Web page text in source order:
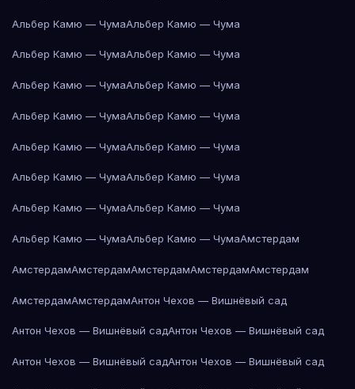
Альбер Камю — ЧумаАльбер Камю — Чума
Альбер Камю — ЧумаАльбер Камю — Чума
Альбер Камю — ЧумаАльбер Камю — Чума
Альбер Камю — ЧумаАльбер Камю — Чума
Альбер Камю — ЧумаАльбер Камю — Чума
Альбер Камю — ЧумаАльбер Камю — Чума
Альбер Камю — ЧумаАльбер Камю — Чума
Альбер Камю — ЧумаАльбер Камю — ЧумаАмстердам
АмстердамАмстердамАмстердамАмстердамАмстердам
АмстердамАмстердамАнтон Чехов — Вишнёвый сад
Антон Чехов — Вишнёвый садАнтон Чехов — Вишнёвый сад
Антон Чехов — Вишнёвый садАнтон Чехов — Вишнёвый сад